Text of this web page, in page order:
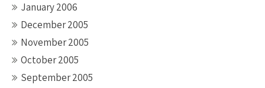
January 2006
December 2005
November 2005
October 2005
September 2005